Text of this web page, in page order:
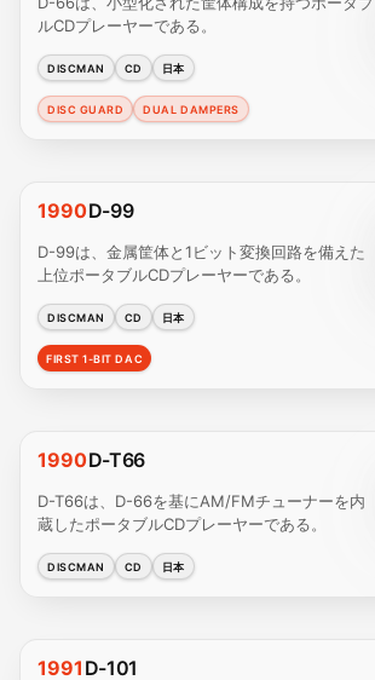
ルCDプレーヤーである。
DISCMAN CD 日本
DISC GUARD DUAL DAMPERS
1990D-99
D-99は、金属筐体と1ビット変換回路を備えた
上位ポータブルCDプレーヤーである。
DISCMAN CD 日本
FIRST 1-BIT DAC
1990D-T66
D-T66は、D-66を基にAM/FMチューナーを内
蔵したポータブルCDプレーヤーである。
DISCMAN CD 日本
1991 D-101